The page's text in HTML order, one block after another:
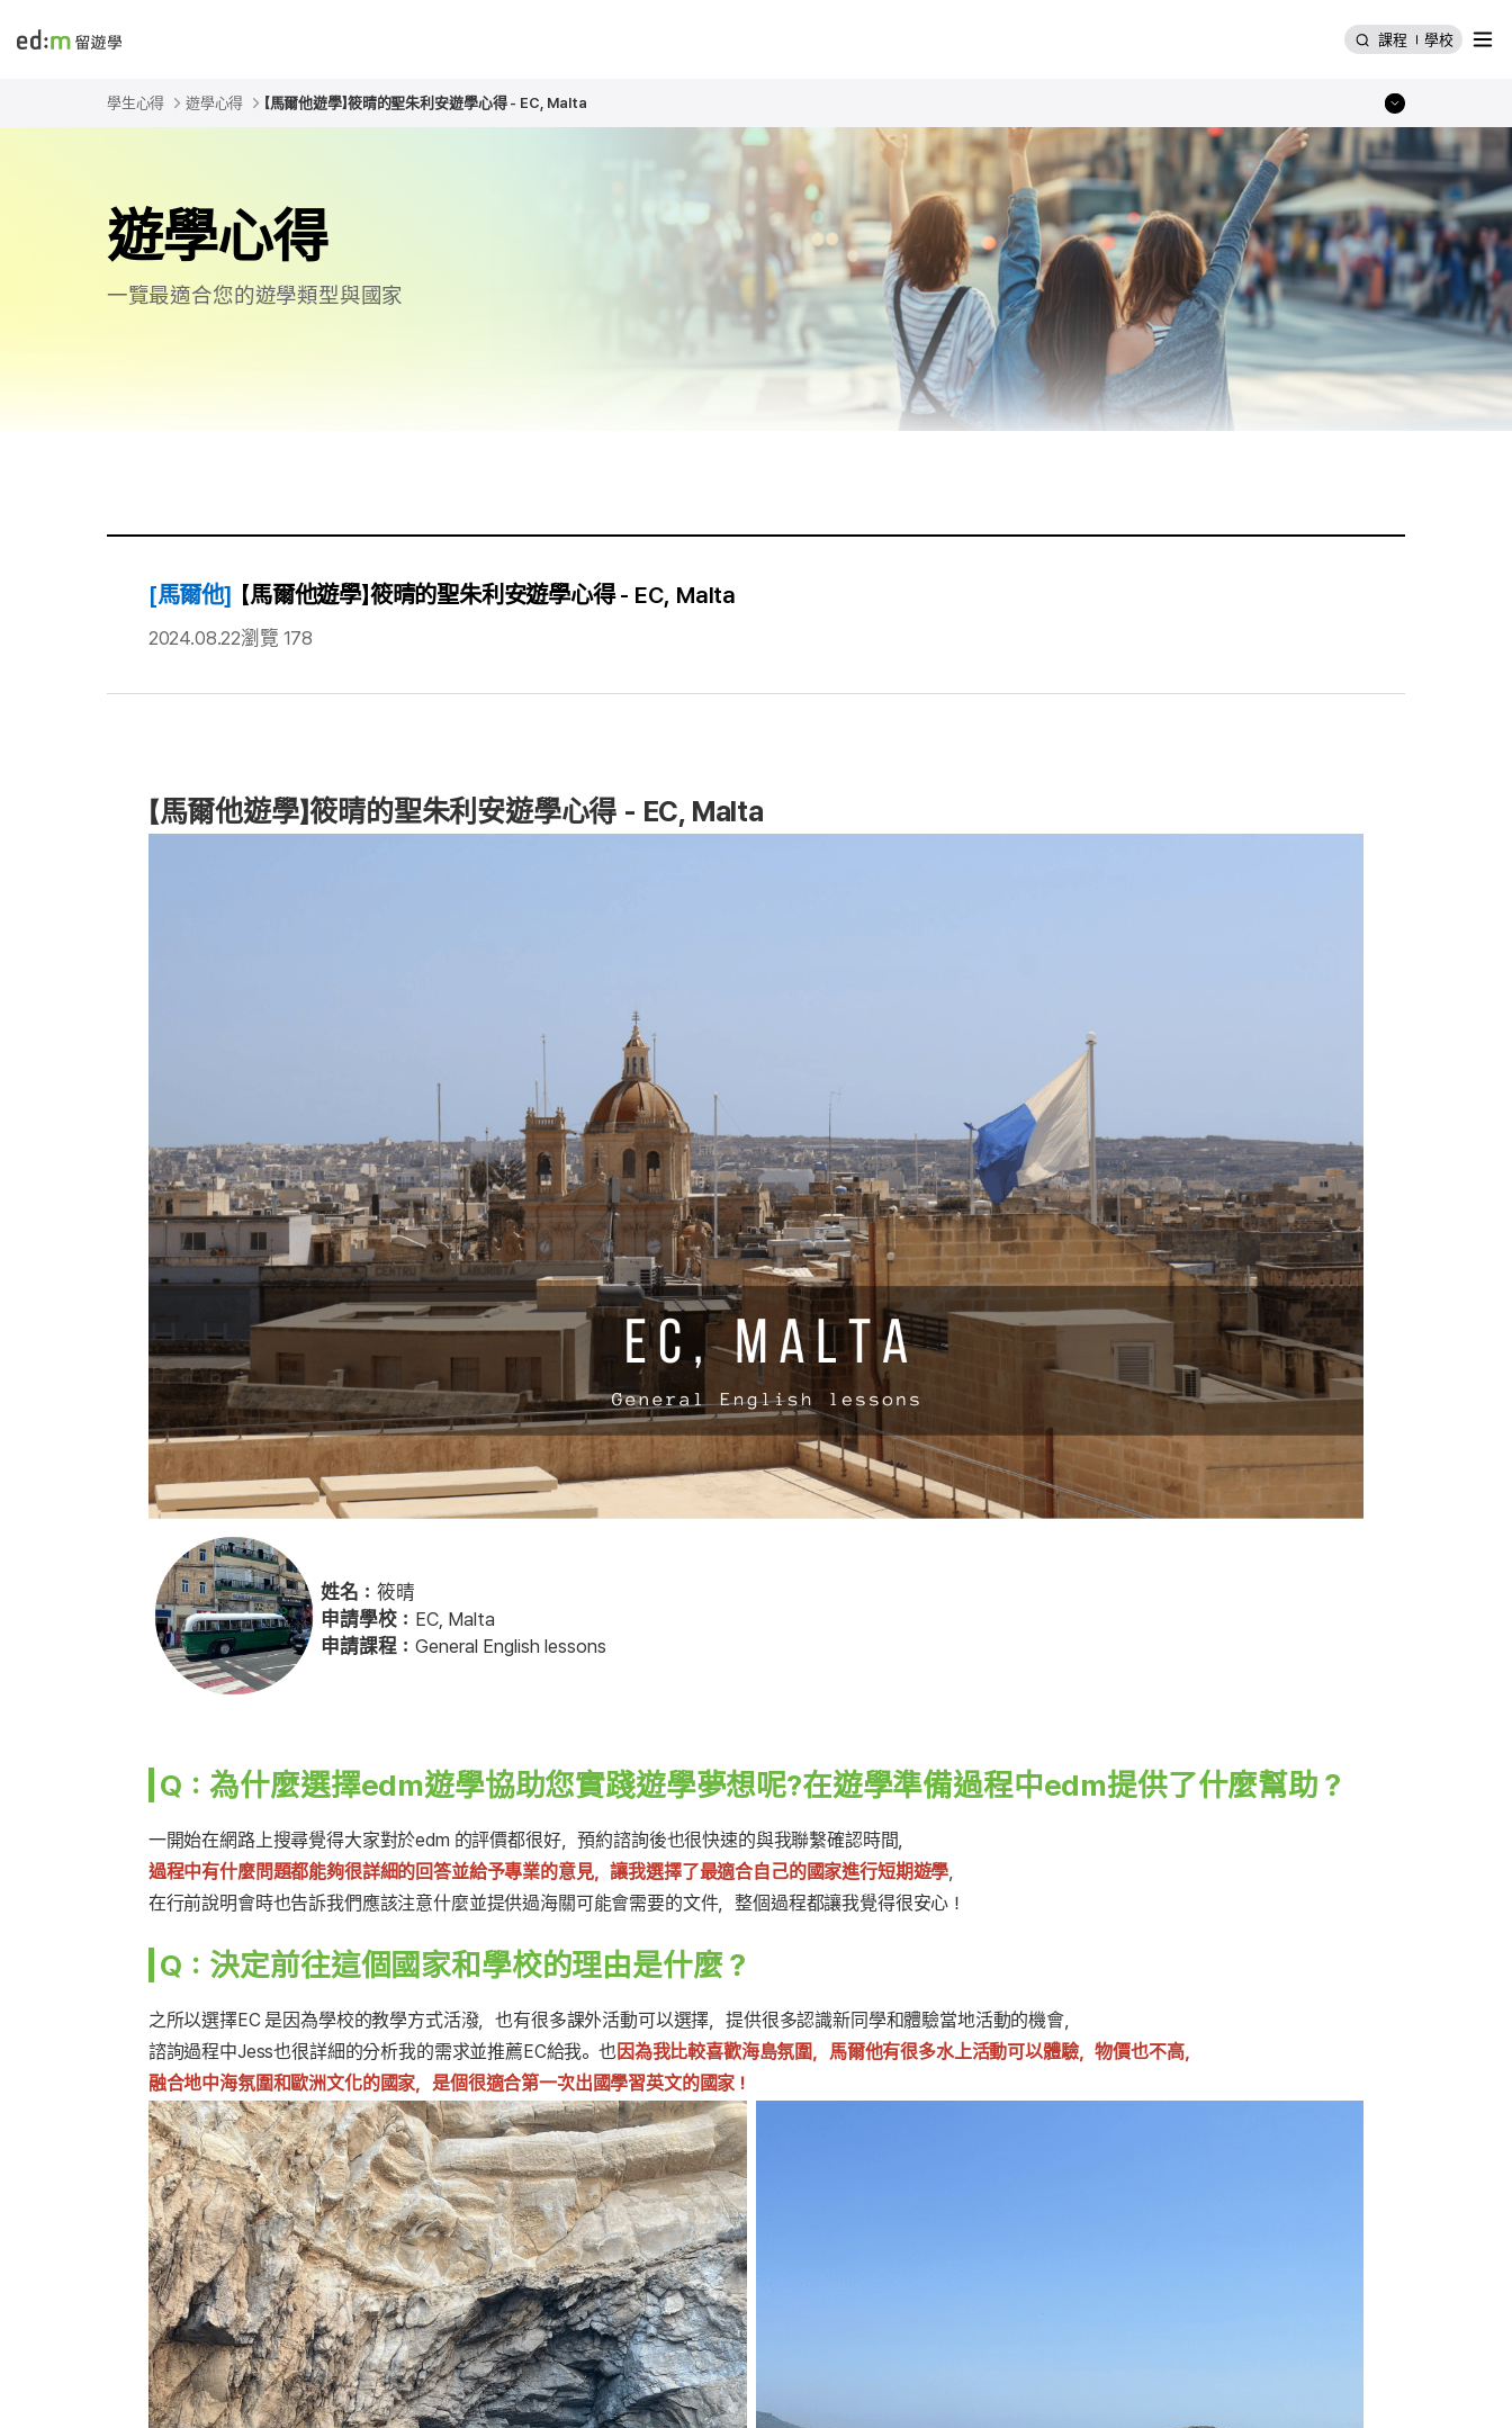
課程 學校
學生心得 遊學心得 【馬爾他遊學】筱晴的聖朱利安遊學心得 - EC, Malta
遊學心得
一覽最適合您的遊學類型與國家
[馬爾他] 【馬爾他遊學】筱晴的聖朱利安遊學心得 - EC, Malta
2024.08.22瀏覽 178
【馬爾他遊學】筱晴的聖朱利安遊學心得 - EC, Malta
姓名： 筱晴
申請學校： EC, Malta
申請課程： General English lessons
Q：為什麼選擇edm遊學協助您實踐遊學夢想呢?在遊學準備過程中edm提供了什麼幫助？
一開始在網路上搜尋覺得大家對於edm 的評價都很好，預約諮詢後也很快速的與我聯繫確認時間，
過程中有什麼問題都能夠很詳細的回答並給予專業的意見，讓我選擇了最適合自己的國家進行短期遊學，
在行前說明會時也告訴我們應該注意什麼並提供過海關可能會需要的文件，整個過程都讓我覺得很安心！
Q：決定前往這個國家和學校的理由是什麼？
之所以選擇EC 是因為學校的教學方式活潑，也有很多課外活動可以選擇，提供很多認識新同學和體驗當地活動的機會，
諮詢過程中Jess也很詳細的分析我的需求並推薦EC給我。也 因為我比較喜歡海島氛圍，馬爾他有很多水上活動可以體驗，物價也不高，
融合地中海氛圍和歐洲文化的國家，是個很適合第一次出國學習英文的國家！